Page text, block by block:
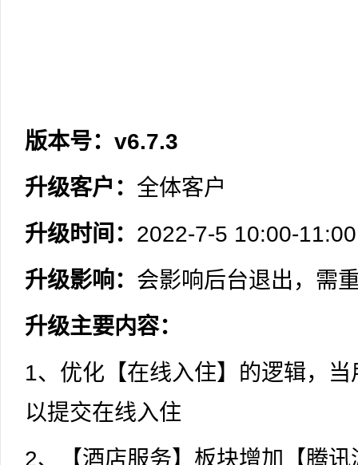
版本号：v6.7.3
升级客户： 全体客户
升级时间： 2022-7-5 10:00-
升级影响： 会影响后台退出，需
升级主要内容：
1、优化【在线入住】的逻辑，
以提交在线入住
2、【酒店服务】板块增加【腾